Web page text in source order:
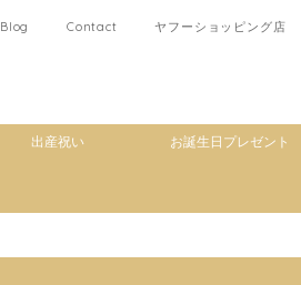
Blog Contact ヤフーショッピング店
出産祝い お誕生日プレゼント